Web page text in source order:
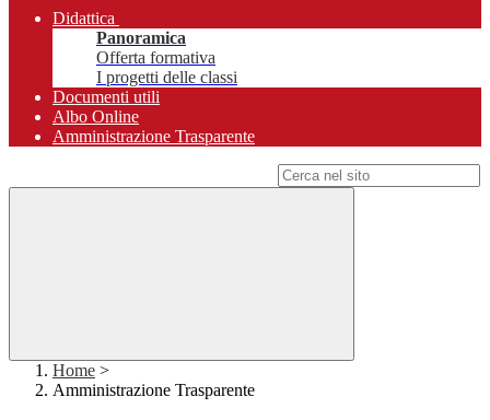
Didattica
Panoramica
Offerta formativa
I progetti delle classi
Documenti utili
Albo Online
Amministrazione Trasparente
Home >
Amministrazione Trasparente